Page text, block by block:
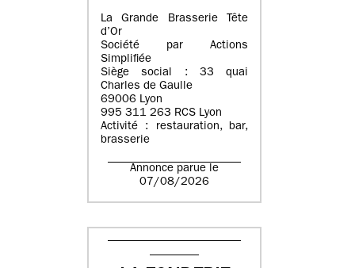
La Grande Brasserie Tête
d’Or
Société par Actions
Simplifiée
Siège social : 33 quai
Charles de Gaulle
69006 Lyon
995 311 263 RCS Lyon
Activité : restauration, bar,
brasserie
Annonce parue le
07/08/2026